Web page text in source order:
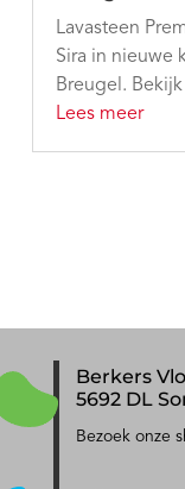
Lavasteen
Sira in nieuwe
Breugel.
Lees meer
Berkers
5692 DL
Bezoek onze